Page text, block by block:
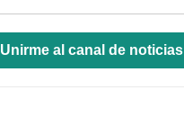
Unirme al canal de noticias